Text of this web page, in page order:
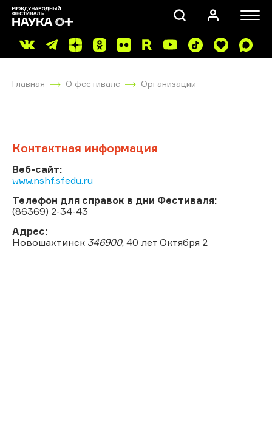
Главная О фестивале Организации
Контактная информация
Веб-сайт:
www.nshf.sfedu.ru
Телефон для справок в дни Фестиваля:
(86369) 2-34-43
Адрес:
Новошахтинск 346900, 40 лет Октября 2